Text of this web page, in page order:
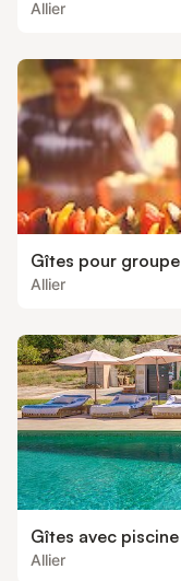
Allier
Gîtes pour groupe
Allier
Gîtes avec piscine
Allier